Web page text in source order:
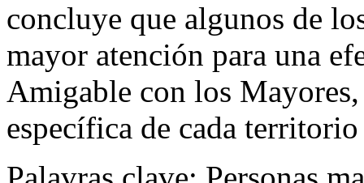
concluye que algunos de
mayor atención para una
Amigable con los
específica de cada